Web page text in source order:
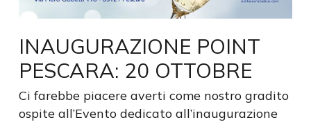
INAUGURAZIONE POINT
PESCARA: 20 OTTOBRE
Ci farebbe piacere averti come nostro gradito
ospite all’Evento dedicato all’inaugurazione